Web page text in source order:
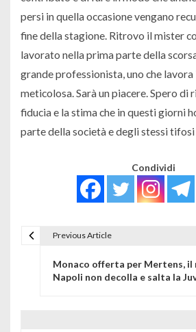
persi in quella occasione vengano
fine della stagione. Ritrovo il mister
lavorato nella prima parte della scorsa
grande professionista, uno che lavora
meticolosa. Sarà un piacere. Spero di
fiducia e la stima che in questi giorni
parte della società e degli stessi tifosi
Condividi
Previous Article
Monaco offerta per Mertens, il
Napoli non decolla e salta la